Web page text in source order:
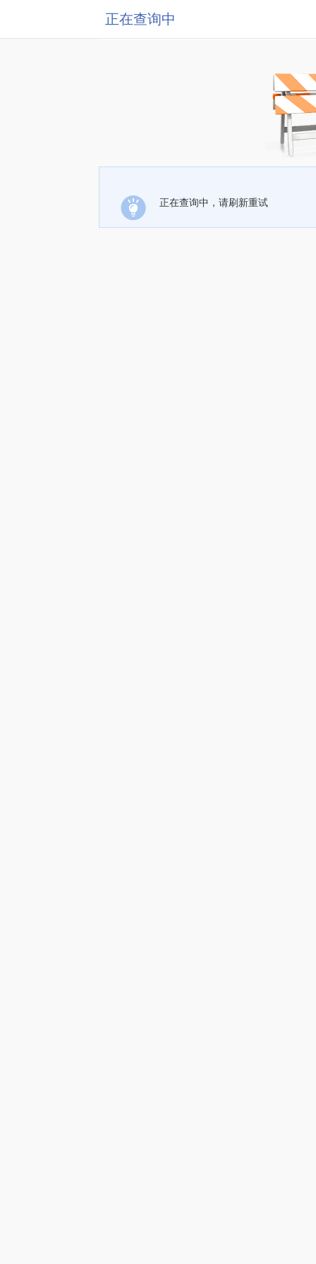
正在查询中
正在查询中，请刷新重试